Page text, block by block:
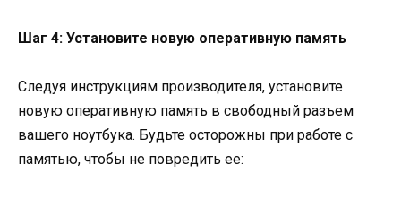
Шаг 4: Установите новую оперативную память
Следуя инструкциям производителя, установите
новую оперативную память в свободный разъем
вашего ноутбука. Будьте осторожны при работе с
памятью, чтобы не повредить ее: